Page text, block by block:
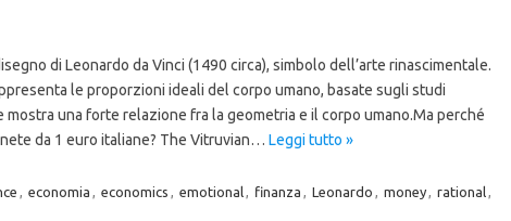
di Leonardo da Vinci (1490 circa), simbolo dell’arte rinascimentale.
le proporzioni ideali del corpo umano, basate sugli studi
mostra una forte relazione fra la geometria e il corpo umano.Ma perché
da 1 euro italiane? The Vitruvian… Leggi tutto »
, economia , economics , emotional, finanza , Leonardo , money, rational,